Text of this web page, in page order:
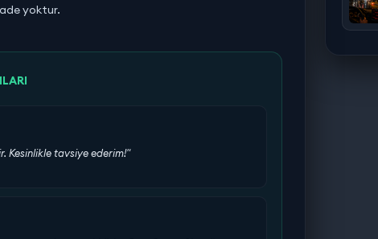
yoktur.
Kesinlikle tavsiye ederim!"